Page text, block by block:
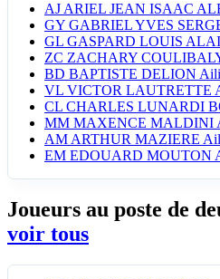
AJ ARIEL JEAN ISAAC
GY GABRIEL YVES
GL GASPARD LOUIS
ZC ZACHARY
BD BAPTISTE DELION
VL VICTOR LAUTRETTE
CL CHARLES LUNARDI
MM MAXENCE MALDINI
AM ARTHUR MAZIERE
EM EDOUARD MOUTON
Joueurs au poste de
voir tous